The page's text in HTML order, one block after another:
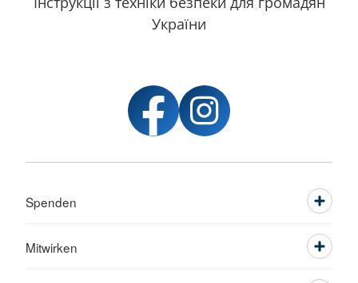
України
Spenden
Mitwirken